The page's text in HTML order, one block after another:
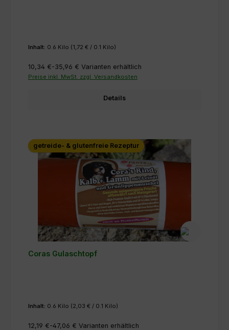
Inhalt: 0.6 Kilo (1,72 € / 0.1 Kilo)
10,34 €-35,96 € Varianten erhältlich
Preise inkl. MwSt. zzgl. Versandkosten
Details
getreide- & glutenfreie Rezeptur
Coras Gulaschtopf
Inhalt: 0.6 Kilo (2,03 € / 0.1 Kilo)
12,19 €-47,06 € Varianten erhältlich